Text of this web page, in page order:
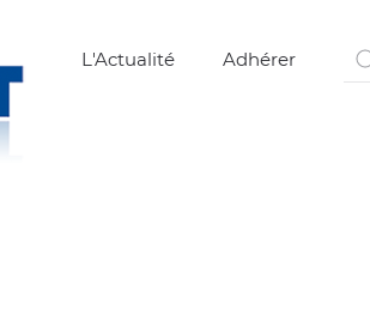
L'Actualité Adhérer